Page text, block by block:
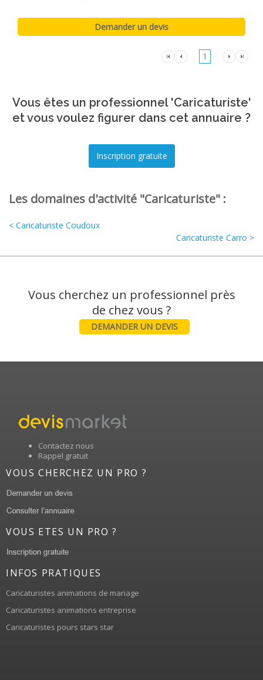
1
Vous êtes un professionnel 'Caricaturiste'
et vous voulez figurer dans cet annuaire ?
Les domaines d'activité "Caricaturiste" :
< Caricaturiste Coudoux
Caricaturiste Carro >
Vous cherchez un professionnel près
DEMANDER UN DEVIS
Contactez nous
Rappel gratuit
VOUS CHERCHEZ UN PRO ?
VOUS ETES UN PRO ?
INFOS PRATIQUES
Caricaturistes animations de mariage
Caricaturistes animations entreprise
Caricaturistes pours stars star